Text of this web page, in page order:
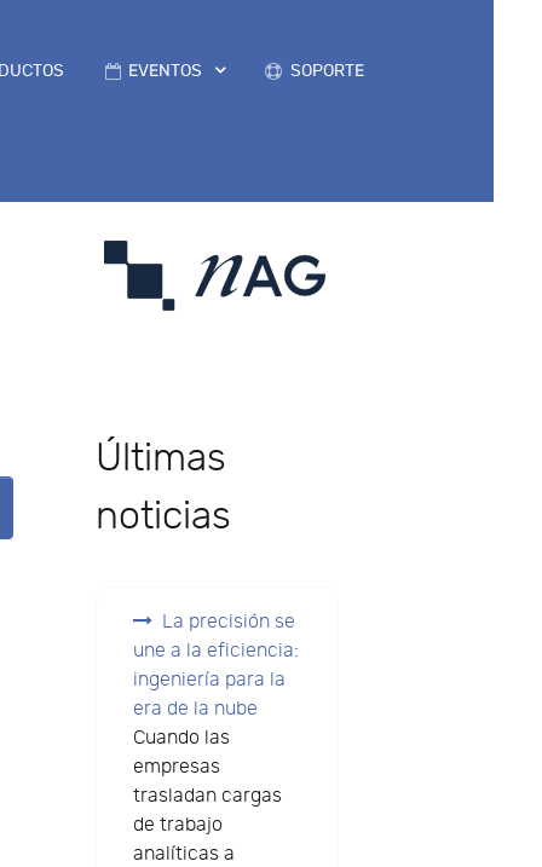
EVENTOS SOPORTE
Últimas
noticias
La precisión se
une a la eficiencia:
ingeniería para la
era de la nube
Cuando las
empresas
trasladan cargas
de trabajo
analíticas a